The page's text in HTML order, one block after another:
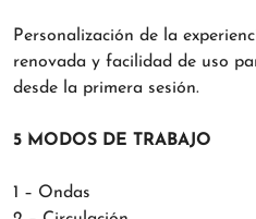
Personalización de la
renovada y facilidad de uso
desde la primera sesión.
5 MODOS DE TRABAJO
1 – Ondas